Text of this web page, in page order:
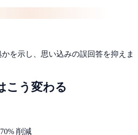
を示し、思い込みの誤回答を抑えま
こう変わる
削減